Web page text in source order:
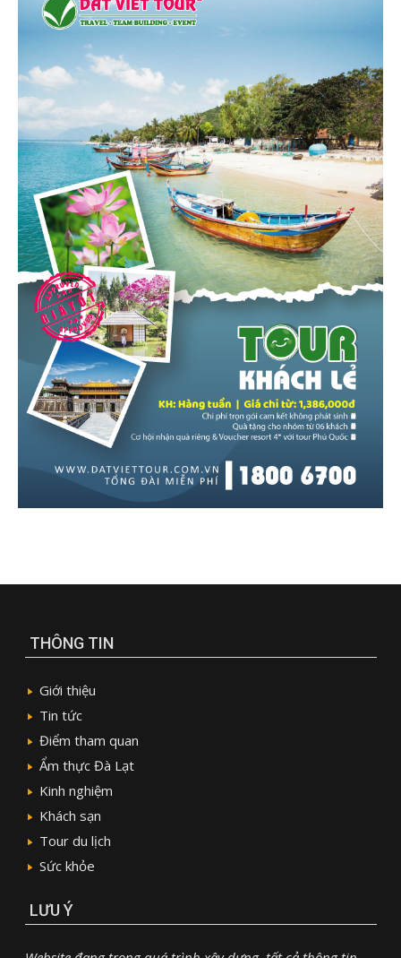
THÔNG TIN
Giới thiệu
Tin tức
Điểm tham quan
Ẩm thực Đà Lạt
Kinh nghiệm
Khách sạn
Tour du lịch
Sức khỏe
LƯU Ý